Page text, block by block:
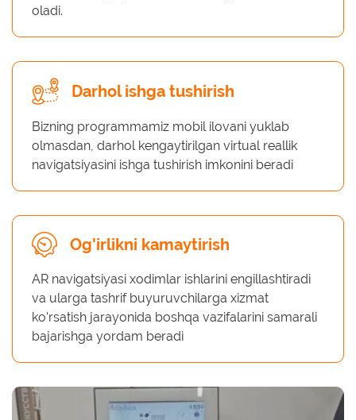
oladi.
Darhol ishga tushirish
Bizning programmamiz mobil ilovani yuklab
olmasdan, darhol kengaytirilgan virtual reallik
navigatsiyasini ishga tushirish imkonini beradi
Og'irlikni kamaytirish
AR navigatsiyasi xodimlar ishlarini engillashtiradi
va ularga tashrif buyuruvchilarga xizmat
ko'rsatish jarayonida boshqa vazifalarini samarali
bajarishga yordam beradi